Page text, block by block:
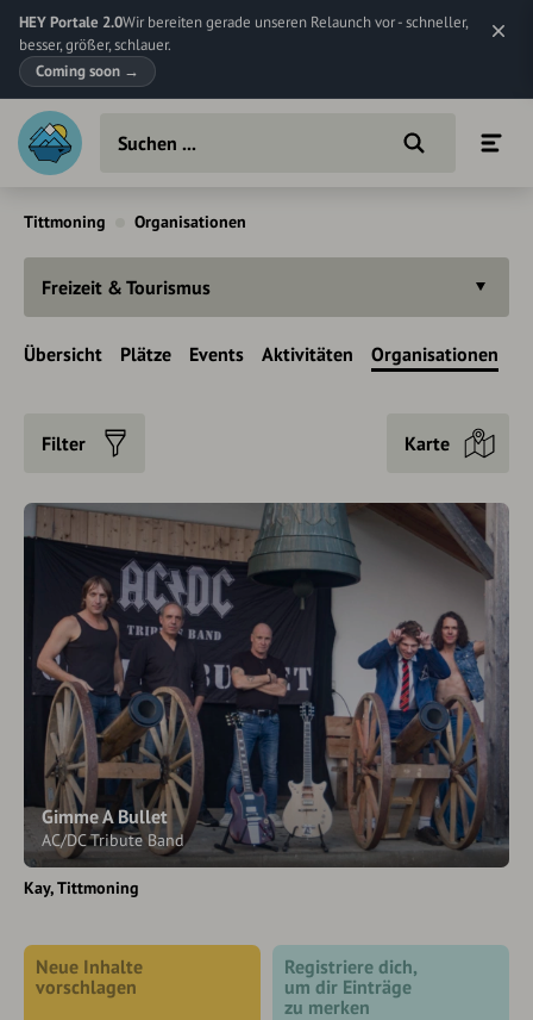
HEY Portale 2.0Wir bereiten gerade unseren Relaunch vor - schneller,
besser, größer, schlauer.
Coming soon →
Tittmoning Organisationen
Freizeit & Tourismus
Übersicht Plätze Events Aktivitäten Organisationen
Filter Karte
Gimme A Bullet
AC/DC Tribute Band
Kay Tittmoning
Neue Inhalte
vorschlagen
Registriere dich,
um dir Einträge
zu merken